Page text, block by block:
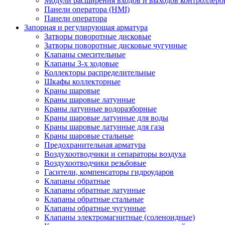
Панели оператора (HMI)
Панели оператора
Запорная и регулирующая арматура
Затворы поворотные дисковые
Затворы поворотные дисковые чугунные
Клапаны смесительные
Клапаны 3-х ходовые
Коллекторы распределительные
Шкафы коллекторные
Краны шаровые
Краны шаровые латунные
Краны латунные водоразборные
Краны шаровые латунные для воды
Краны шаровые латунные для газа
Краны шаровые стальные
Предохранительная арматура
Воздухоотводчики и сепараторы воздуха
Воздухоотводчики резьбовые
Гасители, компенсаторы гидроударов
Клапаны обратные
Клапаны обратные латунные
Клапаны обратные стальные
Клапаны обратные чугунные
Клапаны электромагнитные (соленоидные)